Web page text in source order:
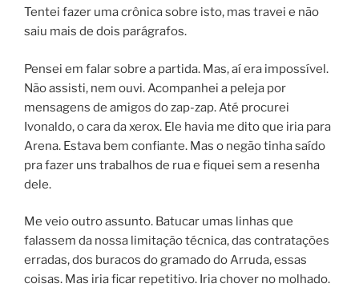
Tentei fazer uma crônica sobre isto, mas travei e não
saiu mais de dois parágrafos.
Pensei em falar sobre a partida. Mas, aí era impossível.
Não assisti, nem ouvi. Acompanhei a peleja por
mensagens de amigos do zap-zap. Até procurei
Ivonaldo, o cara da xerox. Ele havia me dito que iria para
Arena. Estava bem confiante. Mas o negão tinha saído
pra fazer uns trabalhos de rua e fiquei sem a resenha
dele.
Me veio outro assunto. Batucar umas linhas que
falassem da nossa limitação técnica, das contratações
erradas, dos buracos do gramado do Arruda, essas
coisas. Mas iria ficar repetitivo. Iria chover no molhado.